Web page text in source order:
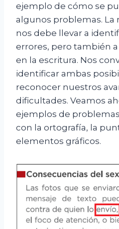
ejemplo de cómo se
algunos problemas. La
nos debe llevar a
errores, pero también
en la escritura. Nos
identificar ambas
reconocer nuestros
dificultades. Veamos
ejemplos de
con la ortografía, la
elementos gráficos.